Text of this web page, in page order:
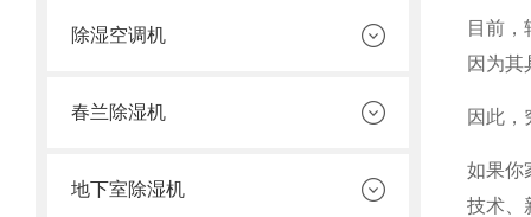
除湿空调机
春兰除湿机
地下室除湿机
目前
因为其
因此，
如果你
技术、